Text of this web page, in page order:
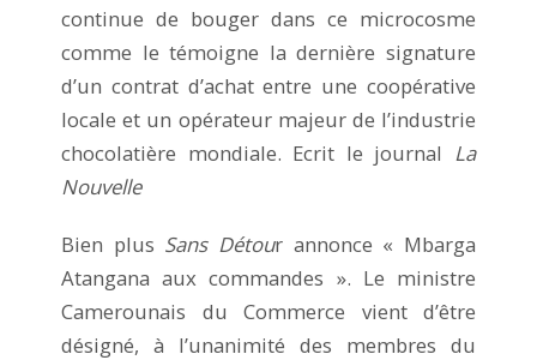
continue de bouger dans ce microcosme
comme le témoigne la dernière signature
d’un contrat d’achat entre une coopérative
locale et un opérateur majeur de l’industrie
chocolatière mondiale. Ecrit le journal La
Nouvelle
Bien plus Sans Détour annonce « Mbarga
Atangana aux commandes ». Le ministre
Camerounais du Commerce vient d’être
désigné, à l’unanimité des membres du